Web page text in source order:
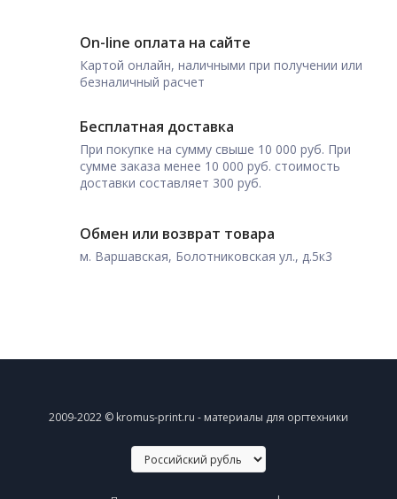
On-line оплата на сайте
Картой онлайн, наличными при получении или
безналичный расчет
Бесплатная доставка
При покупке на сумму свыше 10 000 руб. При
сумме заказа менее 10 000 руб. стоимость
доставки составляет 300 руб.
Обмен или возврат товара
м. Варшавская, Болотниковская ул., д.5к3
2009-2022 © kromus-print.ru - материалы для оргтехники